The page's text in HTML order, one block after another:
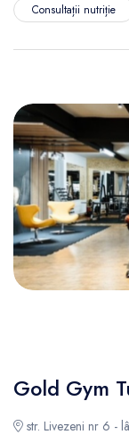
Consultații nutriție
Gold Gym
str. Livezeni nr 6 -